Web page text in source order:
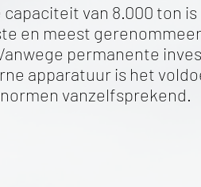
capaciteit van 8.000 ton
en meest
permanente
apparatuur is het
normen vanzelfsprekend.